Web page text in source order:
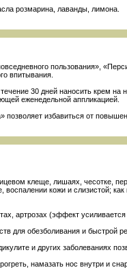
розмарина лаванды лимона
пользования»,
впитывания.
30 дней наносить крем на
еженедельной аппликацией.
избавиться от
клеще, лишаях, чесотке,
кожи и слизистой;
артрозах (эффект усиливается
для обезболивания и быстрой
и других заболеваниях
намазать нос внутри и